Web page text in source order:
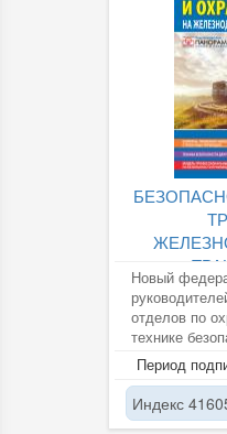
Новый
отделов по
технике
инженеров
Период
Индекс